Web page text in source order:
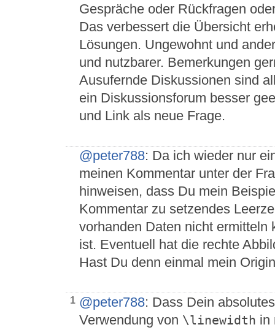
Gespräche oder Rückfragen
Das verbessert die Übersicht
Lösungen. Ungewohnt und
und nutzbarer. Bemerkungen
Ausufernde Diskussionen sind
ein Diskussionsforum besser
und Link als neue Frage.
@peter788: Da ich wieder nur
meinen Kommentar unter der
hinweisen, dass Du mein
Kommentar zu setzendes
vorhanden Daten nicht
ist. Eventuell hat die rechte
Hast Du denn einmal mein
1 @peter788: Dass Dein
Verwendung von \linewidth in